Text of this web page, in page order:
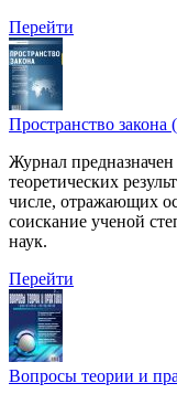
Перейти
Пространство закона
Журнал
теоретических
числе, отражающих
соискание ученой
наук.
Перейти
Вопросы теории и